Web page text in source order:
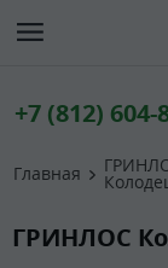
+7 (812) 604-
Главная
ГРИНЛОС